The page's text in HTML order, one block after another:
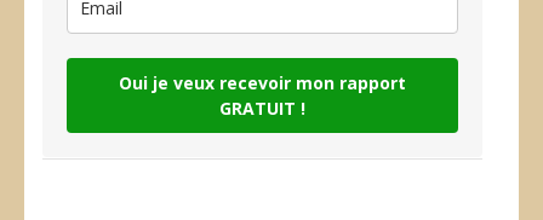
Oui je veux recevoir mon rapport
GRATUIT !